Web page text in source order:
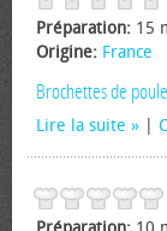
Préparation: 15
Origine: France
Brochettes de
Lire la suite